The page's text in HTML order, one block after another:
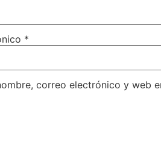
*
correo electrónico y web